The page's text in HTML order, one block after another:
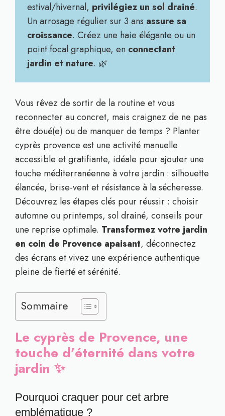
estival/hivernal, privilégiez un sol drainé.
Un arrosage régulier sur 3 ans assure sa
croissance. Créez une haie élégante ou un
point focal graphique, en connectant
jardin et nature. 🌿
Vous rêvez de sortir de la routine et vous
reconnecter au concret, mais craignez de ne pas
être doué(e) ou de manquer de temps ? Planter
cyprès provence est une activité manuelle
accessible et gratifiante, idéale pour ajouter une
touche méditerranéenne à votre jardin : silhouette
élancée, brise-vent et résistance à la sécheresse.
Découvrez les étapes clés pour réussir : choisir
automne ou printemps, sol drainé, conseils pour
une reprise optimale. Transformez votre jardin
en coin de Provence apaisant, déconnectez
des écrans et vivez une expérience authentique
pleine de fierté et sérénité.
Sommaire
Le cyprès de Provence, une
touche d’éternité dans votre
jardin ✨
Pourquoi craquer pour cet arbre
emblématique ?